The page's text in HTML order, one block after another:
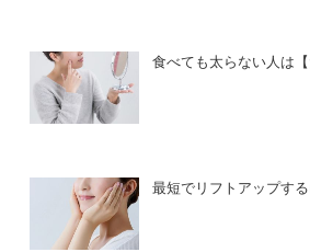
食べても太らない人は
最短でリフトアップする